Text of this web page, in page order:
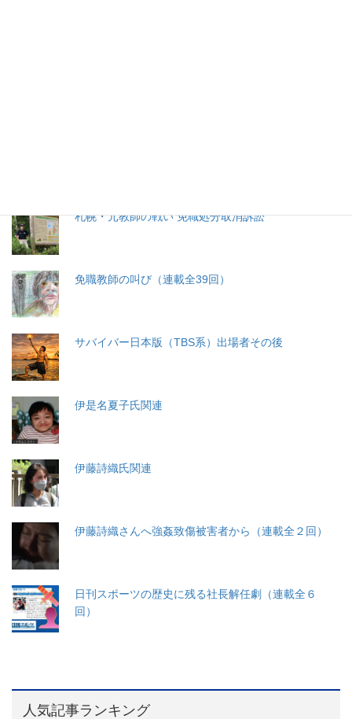
札幌・元教師の戦い 免職処分取消訴訟
免職教師の叫び（連載全39回）
サバイバー日本版（TBS系）出場者その後
伊是名夏子氏関連
伊藤詩織氏関連
伊藤詩織さんへ強姦致傷被害者から（連載全２回）
日刊スポーツの歴史に残る社長解任劇（連載全６
回）
人気記事ランキング